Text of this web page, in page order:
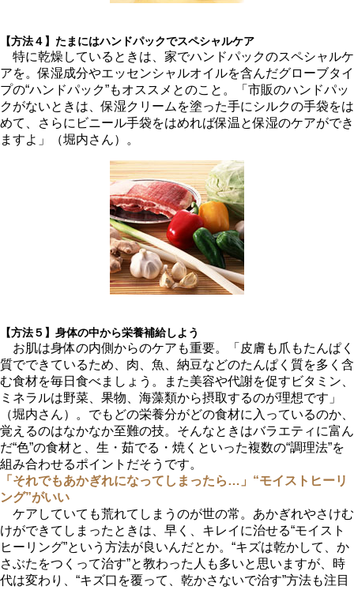
【方法４】たまにはハンドパックでスペシャルケア
特に乾燥しているときは、家でハンドパックのスペシャルケ
アを。保湿成分やエッセンシャルオイルを含んだグローブタイ
プの“ハンドパック”もオススメとのこと。「市販のハンドパッ
クがないときは、保湿クリームを塗った手にシルクの手袋をは
めて、さらにビニール手袋をはめれば保温と保湿のケアができ
ますよ」（堀内さん）。
【方法５】身体の中から栄養補給しよう
お肌は身体の内側からのケアも重要。「皮膚も爪もたんぱく
質でできているため、肉、魚、納豆などのたんぱく質を多く含
む食材を毎日食べましょう。また美容や代謝を促すビタミン、
ミネラルは野菜、果物、海藻類から摂取するのが理想です」
（堀内さん）。でもどの栄養分がどの食材に入っているのか、
覚えるのはなかなか至難の技。そんなときはバラエティに富ん
だ“色”の食材と、生・茹でる・焼くといった複数の“調理法”を
組み合わせるポイントだそうです。
「それでもあかぎれになってしまったら…」“モイストヒーリ
ング”がいい
ケアしていても荒れてしまうのが世の常。あかぎれやさけむ
けができてしまったときは、早く、キレイに治せる“モイスト
ヒーリング”という方法が良いんだとか。“キズは乾かして、か
さぶたをつくって治す”と教わった人も多いと思いますが、時
代は変わり、“キズ口を覆って、乾かさないで治す”方法も注目